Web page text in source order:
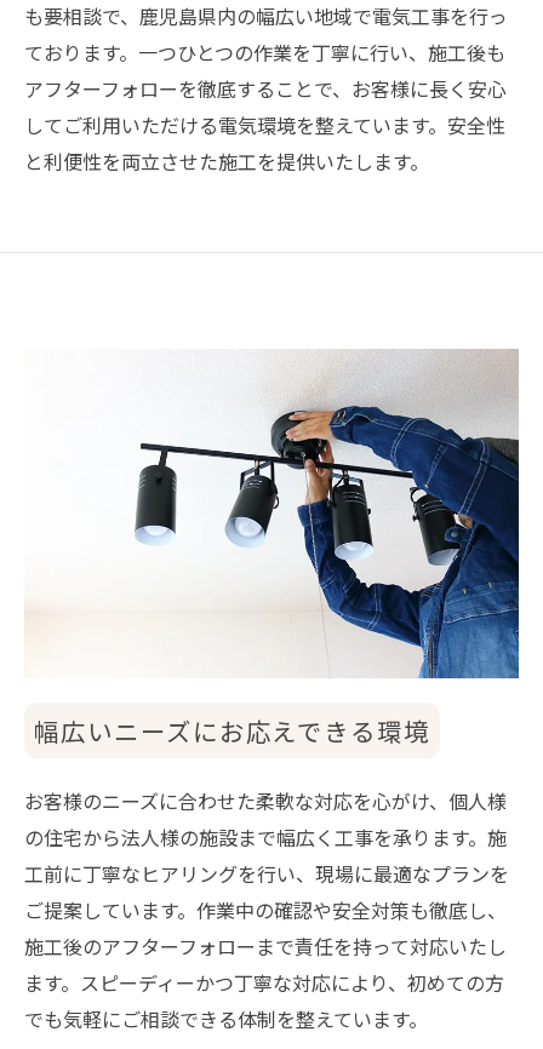
も要相談で、鹿児島県内の幅広い地域で電気工事を行っ
ております。一つひとつの作業を丁寧に行い、施工後も
アフターフォローを徹底することで、お客様に長く安心
してご利用いただける電気環境を整えています。安全性
と利便性を両立させた施工を提供いたします。
幅広いニーズにお応えできる環境
お客様のニーズに合わせた柔軟な対応を心がけ、個人様
の住宅から法人様の施設まで幅広く工事を承ります。施
工前に丁寧なヒアリングを行い、現場に最適なプランを
ご提案しています。作業中の確認や安全対策も徹底し、
施工後のアフターフォローまで責任を持って対応いたし
ます。スピーディーかつ丁寧な対応により、初めての方
でも気軽にご相談できる体制を整えています。